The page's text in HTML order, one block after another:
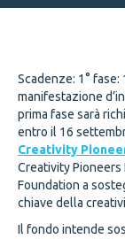
Scadenze: 1°
manifestazione
prima fase sarà
entro il 16
Creativity
Creativity
Foundation a
chiave della
Il fondo intende